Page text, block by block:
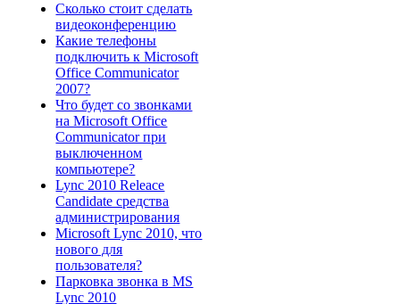
Сколько стоит сделать
видеоконференцию
Какие телефоны
подключить к Microsoft
Office Communicator
2007?
Что будет со звонками
на Microsoft Office
Communicator при
выключенном
компьютере?
Lync 2010 Releace
Candidate средства
администрирования
Microsoft Lync 2010, что
нового для
пользователя?
Парковка звонка в MS
Lync 2010